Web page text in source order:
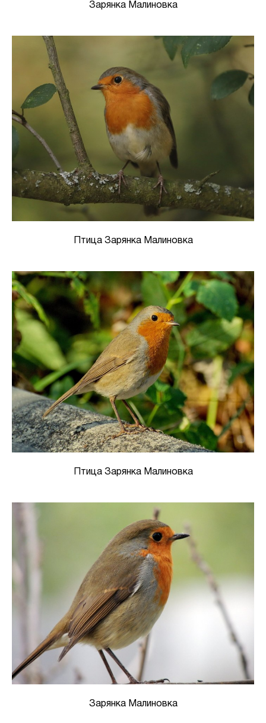
Зарянка Малиновка
Птица Зарянка Малиновка
Птица Зарянка Малиновка
Зарянка Малиновка